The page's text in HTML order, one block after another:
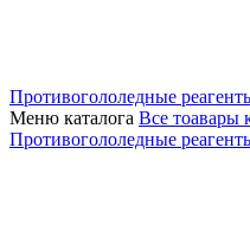
Противогололедные
Меню каталога Все тоавары
Противогололедные